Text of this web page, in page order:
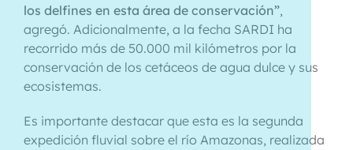
los delfines en esta área de conservación”,
agregó. Adicionalmente, a la fecha SARDI ha
recorrido más de 50.000 mil kilómetros por la
conservación de los cetáceos de agua dulce y sus
ecosistemas.
Es importante destacar que esta es la segunda
expedición fluvial sobre el río Amazonas, realizada